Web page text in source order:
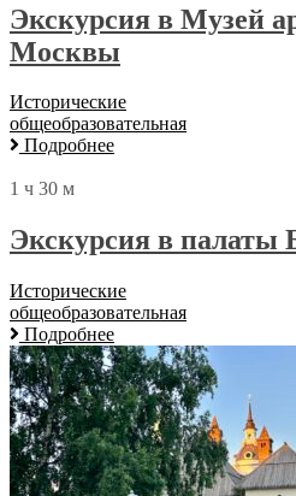
Экскурсия в Музей
Москвы
Исторические
общеобразовательная
Подробнее
1 ч 30 м
Экскурсия в палаты
Исторические
общеобразовательная
Подробнее